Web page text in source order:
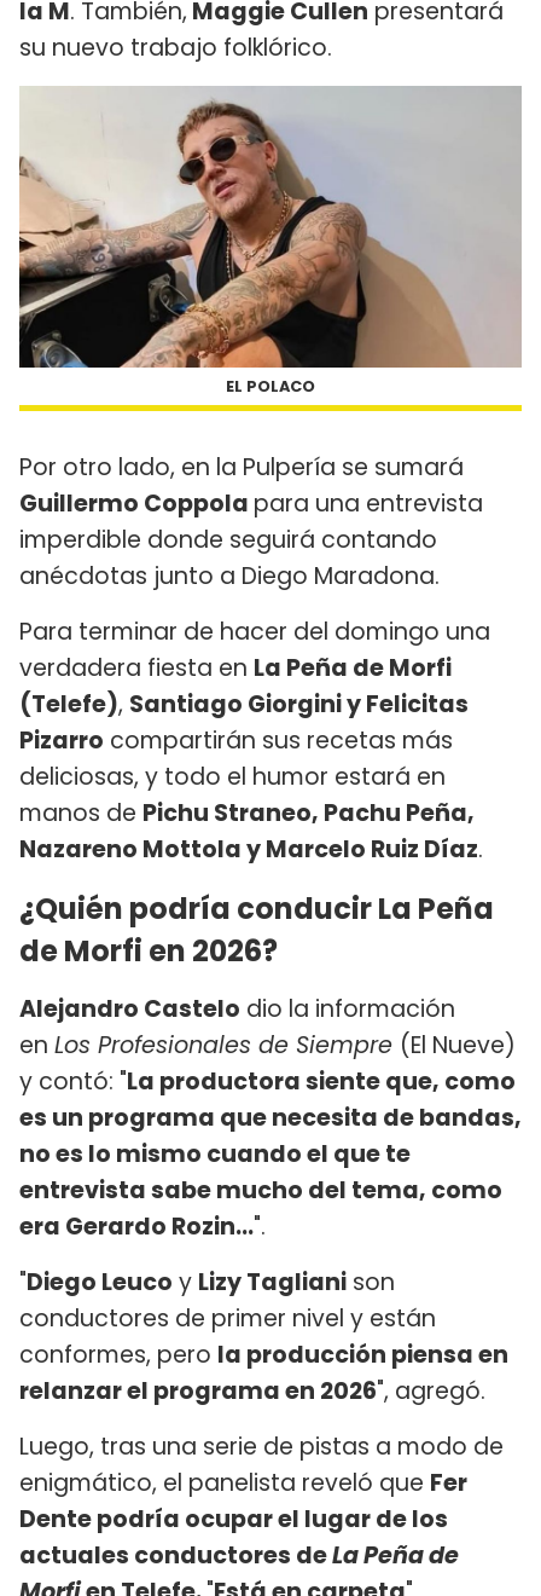
la M. También, Maggie Cullen presentará
su nuevo trabajo folklórico.
EL POLACO
Por otro lado, en la Pulpería se sumará
Guillermo Coppola para una entrevista
imperdible donde seguirá contando
anécdotas junto a Diego Maradona.
Para terminar de hacer del domingo una
verdadera fiesta en La Peña de Morfi
(Telefe), Santiago Giorgini y Felicitas
Pizarro compartirán sus recetas más
deliciosas, y todo el humor estará en
manos de Pichu Straneo, Pachu Peña,
Nazareno Mottola y Marcelo Ruiz Díaz.
¿Quién podría conducir La Peña
de Morfi en 2026?
Alejandro Castelo dio la información
en Los Profesionales de Siempre (El Nueve)
y contó: "La productora siente que, como
es un programa que necesita de bandas,
no es lo mismo cuando el que te
entrevista sabe mucho del tema, como
era Gerardo Rozin...".
"Diego Leuco y Lizy Tagliani son
conductores de primer nivel y están
conformes, pero la producción piensa en
relanzar el programa en 2026", agregó.
Luego, tras una serie de pistas a modo de
enigmático, el panelista reveló que Fer
Dente podría ocupar el lugar de los
actuales conductores deLa Peña de